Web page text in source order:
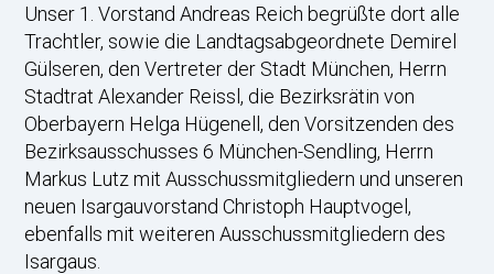
Unser 1. Vorstand Andreas Reich begrüßte dort alle
Trachtler, sowie die Landtagsabgeordnete Demirel
Gülseren, den Vertreter der Stadt München, Herrn
Stadtrat Alexander Reissl, die Bezirksrätin von
Oberbayern Helga Hügenell, den Vorsitzenden des
Bezirksausschusses 6 München-Sendling, Herrn
Markus Lutz mit Ausschussmitgliedern und unseren
neuen Isargauvorstand Christoph Hauptvogel,
ebenfalls mit weiteren Ausschussmitgliedern des
Isargaus.